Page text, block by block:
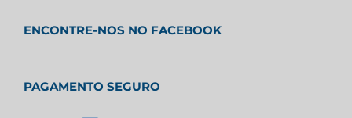
ENCONTRE-NOS NO FACEBOOK
PAGAMENTO SEGURO